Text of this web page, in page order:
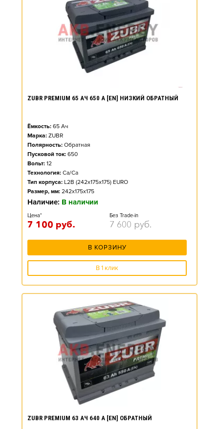
ZUBR PREMIUM 65 АЧ 650 А [EN] НИЗКИЙ ОБРАТНЫЙ
Ёмкость: 65 Ач
Марка: ZUBR
Полярность: Обратная
Пусковой ток: 650
Вольт: 12
Технология: Ca/Ca
Тип корпуса: L2B (242x175x175) EURO
Размер, мм: 242x175x175
Наличие: В наличии
Цена*
7 100 руб.
Без Trade-in
7 600 руб.
В КОРЗИНУ
В 1 клик
ZUBR PREMIUM 63 АЧ 640 А [EN] ОБРАТНЫЙ